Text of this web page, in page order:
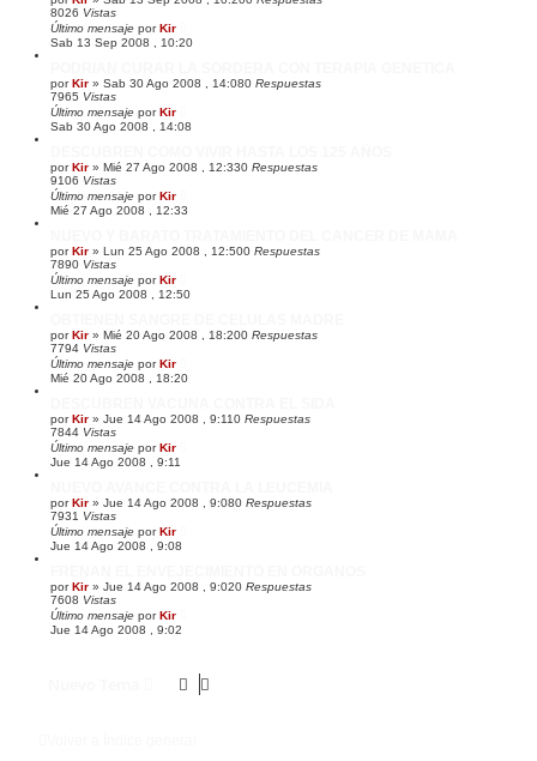
8026 Vistas
Último mensaje porKir
Sab 13 Sep 2008 , 10:20
porKir » Sab 30 Ago 2008 , 14:080 Respuestas
7965 Vistas
Último mensaje porKir
Sab 30 Ago 2008 , 14:08
porKir » Mié 27 Ago 2008 , 12:330 Respuestas
9106 Vistas
Último mensaje porKir
Mié 27 Ago 2008 , 12:33
porKir » Lun 25 Ago 2008 , 12:500 Respuestas
7890 Vistas
Último mensaje porKir
Lun 25 Ago 2008 , 12:50
porKir » Mié 20 Ago 2008 , 18:200 Respuestas
7794 Vistas
Último mensaje porKir
Mié 20 Ago 2008 , 18:20
porKir » Jue 14 Ago 2008 , 9:110 Respuestas
7844 Vistas
Último mensaje porKir
Jue 14 Ago 2008 , 9:11
porKir » Jue 14 Ago 2008 , 9:080 Respuestas
7931 Vistas
Último mensaje porKir
Jue 14 Ago 2008 , 9:08
porKir » Jue 14 Ago 2008 , 9:020 Respuestas
7608 Vistas
Último mensaje porKir
Jue 14 Ago 2008 , 9:02